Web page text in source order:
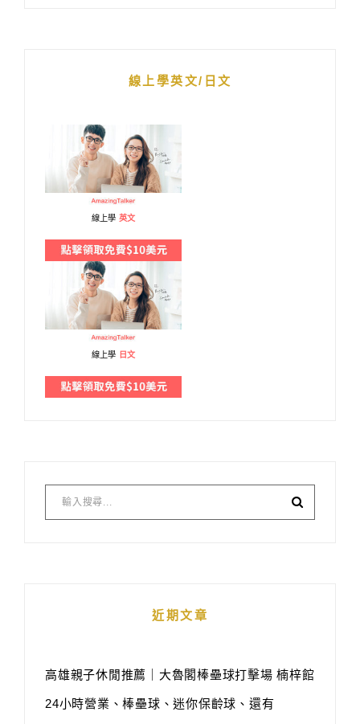
線上學英文/日文
線上學 英文
線上學 日文
近期文章
高雄親子休閒推薦｜大魯閣棒壘球打擊場 楠梓館
24小時營業、棒壘球、迷你保齡球、還有